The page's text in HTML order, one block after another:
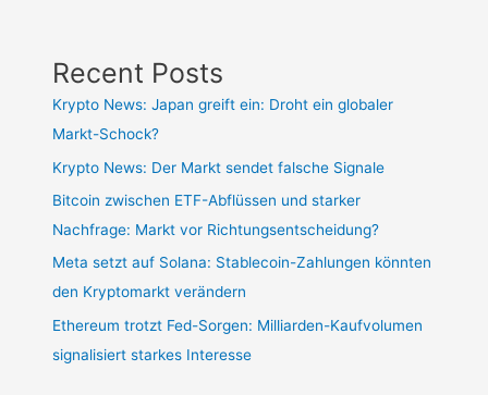
Recent Posts
Krypto News: Japan greift ein: Droht ein globaler
Markt-Schock?
Krypto News: Der Markt sendet falsche Signale
Bitcoin zwischen ETF-Abflüssen und starker
Nachfrage: Markt vor Richtungsentscheidung?
Meta setzt auf Solana: Stablecoin-Zahlungen könnten
den Kryptomarkt verändern
Ethereum trotzt Fed-Sorgen: Milliarden-Kaufvolumen
signalisiert starkes Interesse